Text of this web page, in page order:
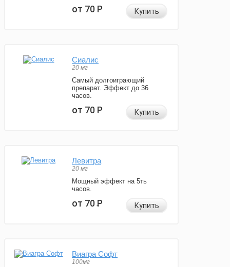
от 70Р Купить
Сиалис
20 мг
Самый долгоиграющий
препарат. Эффект до 36
часов.
от 70Р Купить
Левитра
20 мг
Мощный эффект на 5ть
часов.
от 70Р Купить
Виагра Софт
100мг